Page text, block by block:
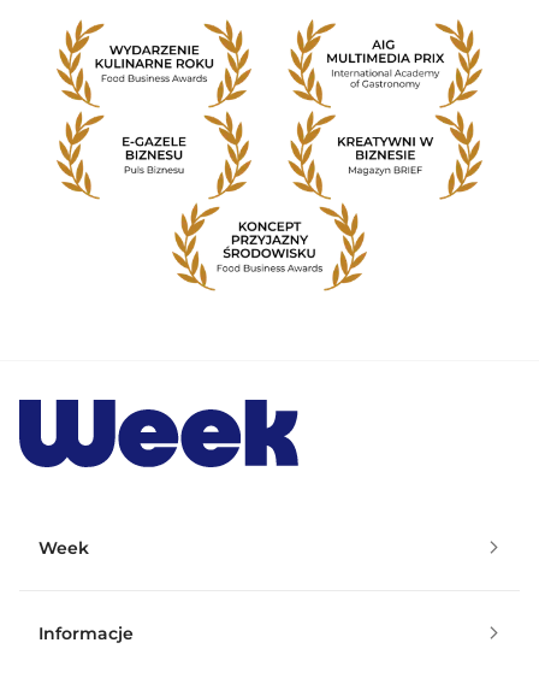
Week
Informacje